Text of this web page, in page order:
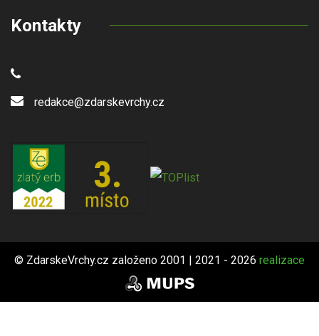
Kontakty
redakce@zdarskevrchy.cz
© ZdarskeVrchy.cz založeno 2001 | 2021 - 2026 realizace